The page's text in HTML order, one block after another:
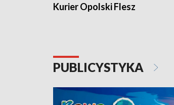
Kurier Opolski Flesz
PUBLICYSTYKA